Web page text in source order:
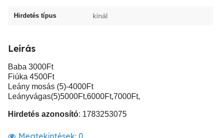
Hirdetés típus kínál
Leírás
Baba 3000Ft
Fiúka 4500Ft
Leány mosás (5)-4000Ft
Leányvágas(5)5000Ft,6000Ft,7000Ft,
Hirdetés azonosító: 1783253075
Megtekintések: 0